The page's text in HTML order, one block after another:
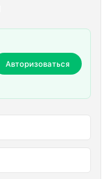
Авторизоваться